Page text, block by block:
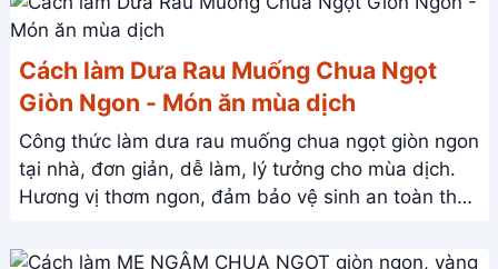
Cách làm Dưa Rau Muống Chua Ngọt
Giòn Ngon - Món ăn mùa dịch
Công thức làm dưa rau muống chua ngọt giòn ngon
tại nhà, đơn giản, dễ làm, lý tưởng cho mùa dịch.
Hương vị thơm ngon, đảm bảo vệ sinh an toàn thực